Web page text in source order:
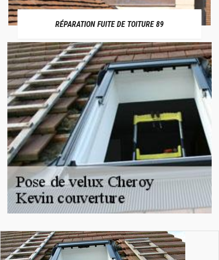
RÉPARATION FUITE DE TOITURE 89